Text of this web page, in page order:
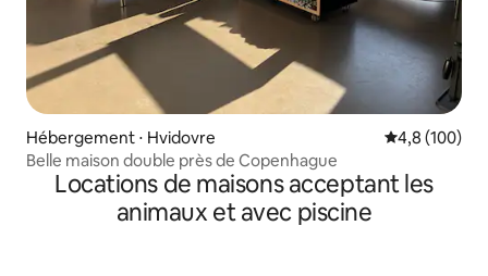
Hébergement ⋅ Hvidovre Évaluation
4,8 (100)
Belle maison double près de Copenhague
Locations de maisons acceptant les
animaux et avec piscine